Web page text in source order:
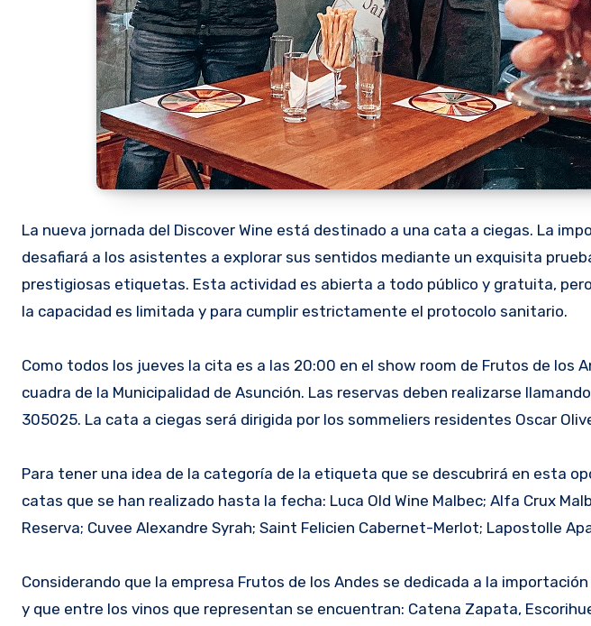
La nueva jornada del Discover Wine está destinado a una cata a ciegas. La
desafiará a los asistentes a explorar sus sentidos mediante un exquisita
prestigiosas etiquetas. Esta actividad es abierta a todo público y gratuita,
la capacidad es limitada y para cumplir estrictamente el protocolo sanitario.
Como todos los jueves la cita es a las 20:00 en el show room de Frutos de los
cuadra de la Municipalidad de Asunción. Las reservas deben realizarse
305025. La cata a ciegas será dirigida por los sommeliers residentes Oscar
Para tener una idea de la categoría de la etiqueta que se descubrirá en esta
catas que se han realizado hasta la fecha: Luca Old Wine Malbec; Alfa Crux
Reserva; Cuvee Alexandre Syrah; Saint Felicien Cabernet-Merlot; Lapostolle
Considerando que la empresa Frutos de los Andes se dedicada a la
y que entre los vinos que representan se encuentran: Catena Zapata,